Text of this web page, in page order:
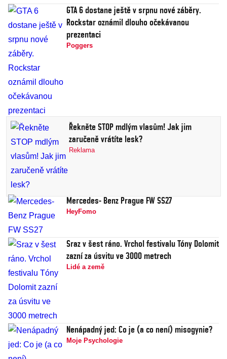
GTA 6 dostane ještě v srpnu nové záběry.
Rockstar oznámil dlouho očekávanou
prezentaci
Poggers
Řekněte STOP mdlým vlasům! Jak jim
zaručeně vrátíte lesk?
Reklama
Mercedes- Benz Prague FW SS27
HeyFomo
Sraz v šest ráno. Vrchol festivalu Tóny Dolomit
zazní za úsvitu ve 3000 metrech
Lidé a země
Nenápadný jed: Co je (a co není) misogynie?
Moje Psychologie